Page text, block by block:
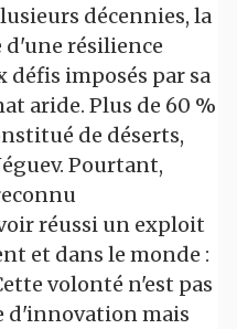
décennies, la
résilience
défis imposés par sa
aride. Plus de 60 %
de déserts,
Pourtant,
réussi un exploit
et dans le monde :
volonté n'est pas
d'innovation mais